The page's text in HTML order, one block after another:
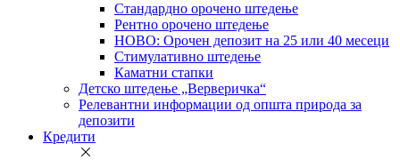
Стандардно орочено штедење
Рентно орочено штедење
НОВО: Орочен депозит на 25 или 40 месеци
Стимулативно штедење
Каматни стапки
Детско штедење „Верверичка“
Релевантни информации од општа природа за
депозити
Кредити